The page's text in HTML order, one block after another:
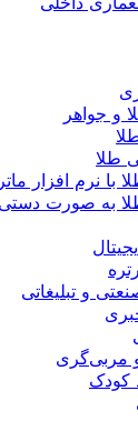
و جواهر
طلا
با نرم افزار
به صورت دستی
و تبلیغاتی
مربی‌گری
کودک